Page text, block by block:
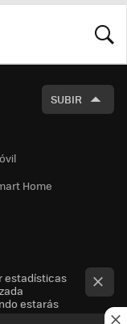
SUBIR
Home
estadísticas
estarás